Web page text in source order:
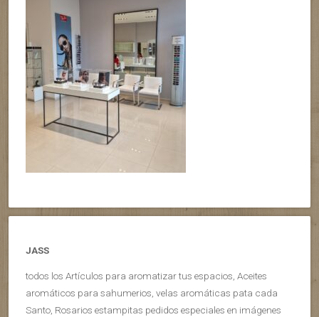
JASS
todos los Artículos para aromatizar tus espacios, Aceites
aromáticos para sahumerios, velas aromáticas pata cada
Santo, Rosarios estampitas pedidos especiales en imágenes